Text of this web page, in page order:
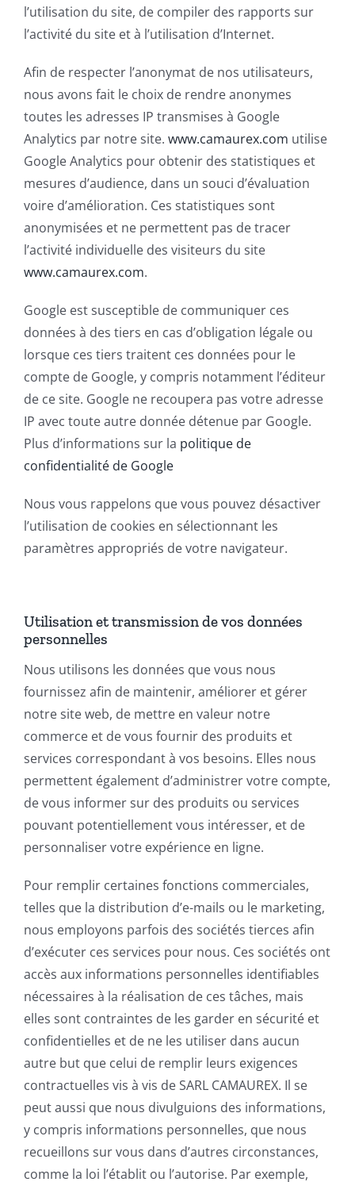
l’utilisation du site, de compiler des rapports sur
l’activité du site et à l’utilisation d’Internet.
Afin de respecter l’anonymat de nos utilisateurs,
nous avons fait le choix de rendre anonymes
toutes les adresses IP transmises à Google
Analytics par notre site. www.camaurex.com utilise
Google Analytics pour obtenir des statistiques et
mesures d’audience, dans un souci d’évaluation
voire d’amélioration. Ces statistiques sont
anonymisées et ne permettent pas de tracer
l’activité individuelle des visiteurs du site
www.camaurex.com.
Google est susceptible de communiquer ces
données à des tiers en cas d’obligation légale ou
lorsque ces tiers traitent ces données pour le
compte de Google, y compris notamment l’éditeur
de ce site. Google ne recoupera pas votre adresse
IP avec toute autre donnée détenue par Google.
Plus d’informations sur la politique de
confidentialité de Google
Nous vous rappelons que vous pouvez désactiver
l’utilisation de cookies en sélectionnant les
paramètres appropriés de votre navigateur.
Utilisation et transmission de vos données
personnelles
Nous utilisons les données que vous nous
fournissez afin de maintenir, améliorer et gérer
notre site web, de mettre en valeur notre
commerce et de vous fournir des produits et
services correspondant à vos besoins. Elles nous
permettent également d’administrer votre compte,
de vous informer sur des produits ou services
pouvant potentiellement vous intéresser, et de
personnaliser votre expérience en ligne.
Pour remplir certaines fonctions commerciales,
telles que la distribution d’e-mails ou le marketing,
nous employons parfois des sociétés tierces afin
d’exécuter ces services pour nous. Ces sociétés ont
accès aux informations personnelles identifiables
nécessaires à la réalisation de ces tâches, mais
elles sont contraintes de les garder en sécurité et
confidentielles et de ne les utiliser dans aucun
autre but que celui de remplir leurs exigences
contractuelles vis à vis de SARL CAMAUREX. Il se
peut aussi que nous divulguions des informations,
y compris informations personnelles, que nous
recueillons sur vous dans d’autres circonstances,
comme la loi l’établit ou l’autorise. Par exemple,